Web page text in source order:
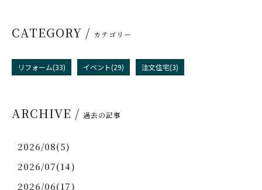
CATEGORY / カテゴリー
リフォーム(33) イベント(29) 注文住宅(3)
ARCHIVE / 過去の記事
2026/08(5)
2026/07(14)
2026/06(17)